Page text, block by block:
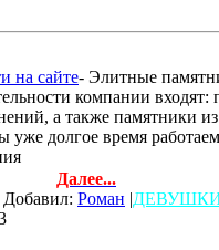
на сайте- Элитные
компании входят:
а также памятники
долгое время
Далее...
Добавил: Роман |